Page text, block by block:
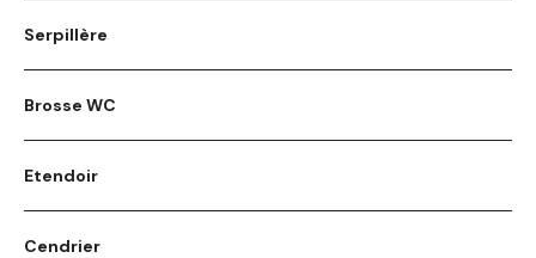
Serpillère
Brosse WC
Etendoir
Cendrier